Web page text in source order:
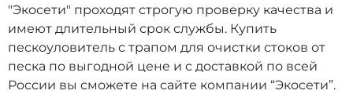
"Экосети" проходят строгую проверку качества и
имеют длительный срок службы. Купить
пескоуловитель с трапом для очистки стоков от
песка по выгодной цене и с доставкой по всей
России вы сможете на сайте компании “Экосети”.